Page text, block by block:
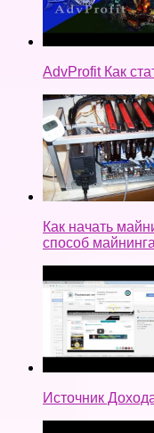
AdvProfit Как
Как начать
способ
Источник